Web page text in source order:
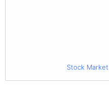
Stock Market